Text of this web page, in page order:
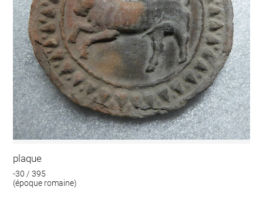
plaque
-30 / 395
(époque romaine)